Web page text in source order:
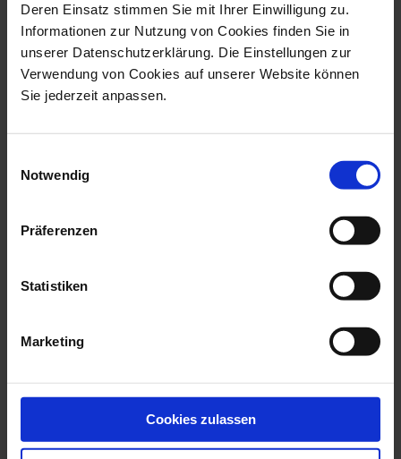
Deren Einsatz stimmen Sie mit Ihrer Einwilligung zu.
Informationen zur Nutzung von Cookies finden Sie in
unserer Datenschutzerklärung. Die Einstellungen zur
Verwendung von Cookies auf unserer Website können
Sie jederzeit anpassen.
Notwendig
Präferenzen
Statistiken
Marketing
Cookies zulassen